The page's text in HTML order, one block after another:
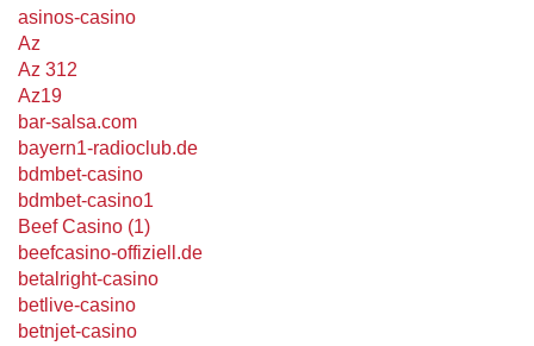
asinos-casino
Az
Az 312
Az19
bar-salsa.com
bayern1-radioclub.de
bdmbet-casino
bdmbet-casino1
Beef Casino (1)
beefcasino-offiziell.de
betalright-casino
betlive-casino
betnjet-casino